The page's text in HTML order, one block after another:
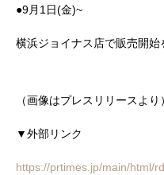
●9月1日(金)~
横浜ジョイナス店で販売開始
（画像はプレスリリースより）
▼外部リンク
https://prtimes.jp/main/html/